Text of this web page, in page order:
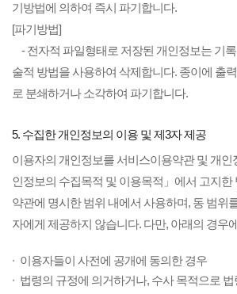
기방법에 의하여 즉시 파기합니다.
[파기방법]
- 전자적 파일형태로 저장된 개인정보는 기
술적 방법을 사용하여 삭제합니다. 종이에 출
로 분쇄하거나 소각하여 파기합니다.
5. 수집한 개인정보의 이용 및 제3자 제공
이용자의 개인정보를 서비스이용약관 및 개인
인정보의 수집목적 및 이용목적」에서 고지한
약관에 명시한 범위 내에서 사용하며, 동 범위
자에게 제공하지 않습니다. 다만, 아래의 경우
이용자들이 사전에 공개에 동의한 경우
법령의 규정에 의거하거나, 수사 목적으로